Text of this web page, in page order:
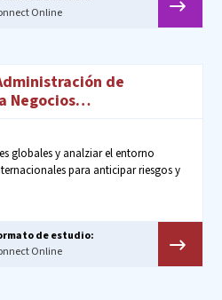
Online
de
Negocios
globales y analziar el entorno
para anticipar riesgos y
de estudio:
Online